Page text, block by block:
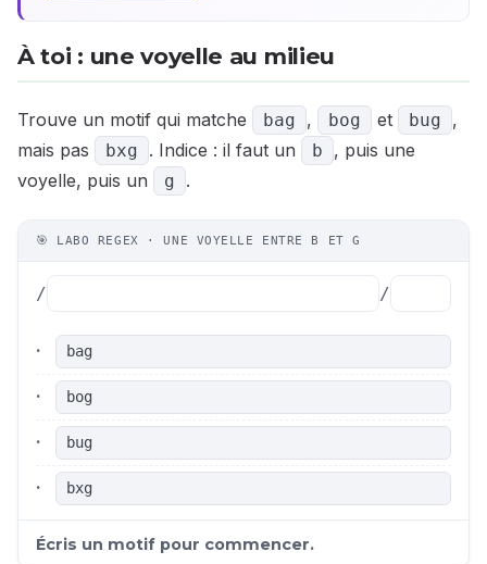
À toi : une voyelle au milieu
Trouve un motif qui matche bag , bog et bug
,
mais pas
bxg . Indice : il faut un b
, puis une
voyelle, puis un
g .
🎯 LABO REGEX · UNE VOYELLE ENTRE B ET G
/ /
· bag
· bog
· bug
· bxg
Écris un motif pour commencer.